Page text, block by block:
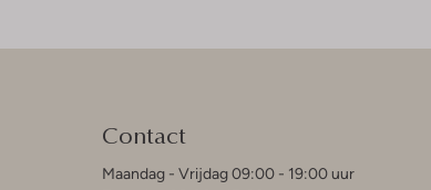
Contact
Maandag - Vrijdag 09:00 - 19:00 uur